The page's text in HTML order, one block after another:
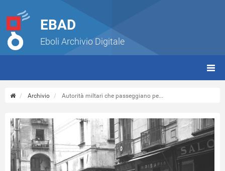
EBAD
Eboli Archivio Digitale
Archivio Autorità miltari che passeggiano pe...